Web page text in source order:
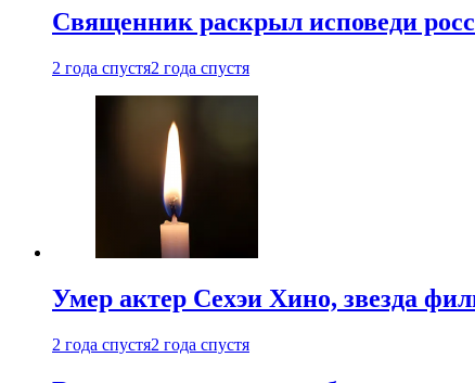
Священник раскрыл исповеди
2 года спустя2 года спустя
Умер актер Сехэи Хино, звезда
2 года спустя2 года спустя